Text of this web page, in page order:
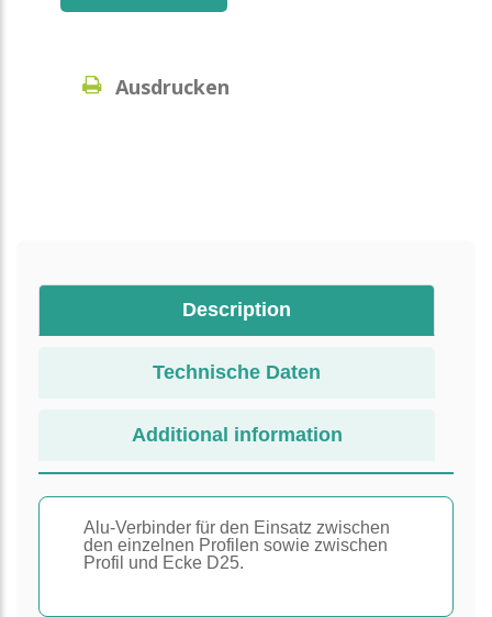
Ausdrucken
Description
Technische Daten
Additional information
Alu-Verbinder für den Einsatz zwischen
den einzelnen Profilen sowie zwischen
Profil und Ecke D25.